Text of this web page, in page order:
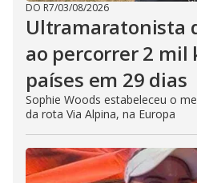
DO R7/03/08/2026
Ultramaratonista
ao percorrer 2 mil
países em 29 dias
Sophie Woods estabeleceu o
da rota Via Alpina, na Europa